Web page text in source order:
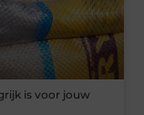
is voor jouw